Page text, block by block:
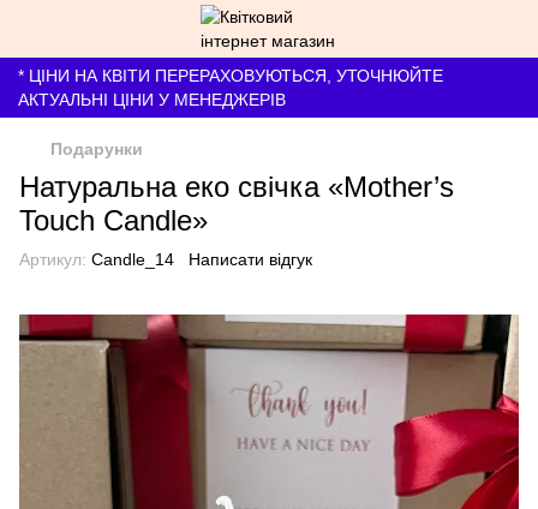
* ЦІНИ НА КВІТИ ПЕРЕРАХОВУЮТЬСЯ, УТОЧНЮЙТЕ
АКТУАЛЬНІ ЦІНИ У МЕНЕДЖЕРІВ
Подарунки
Натуральна еко свічка «Mother’s
Touch Candle»
Артикул: Candle_14 Написати відгук